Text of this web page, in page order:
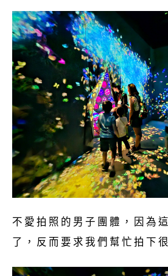
不愛拍照的男子團體，因為
了，反而要求我們幫忙拍下